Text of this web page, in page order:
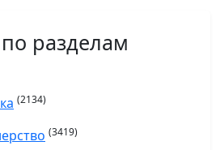
разделам
(2134)
(3419)